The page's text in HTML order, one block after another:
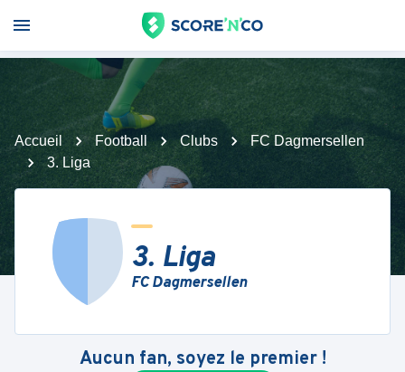
Accueil Football Clubs
FC Dagmersellen
3. Liga
3. Liga
FC Dagmersellen
Aucun fan, soyez le premier !